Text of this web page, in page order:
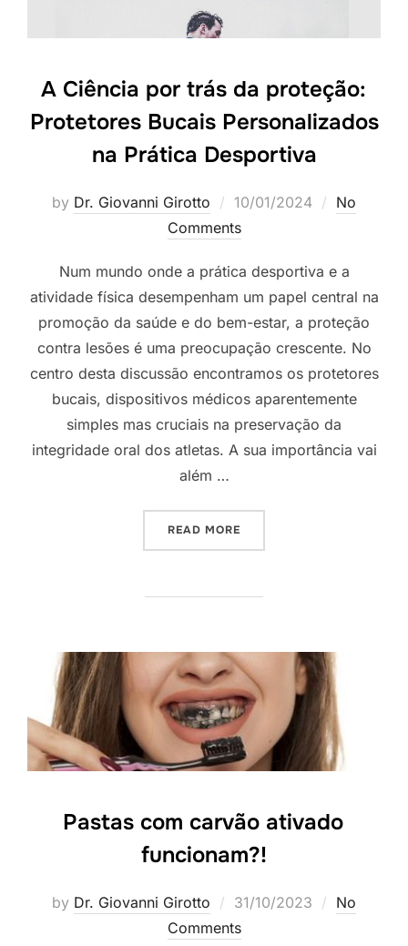
A Ciência por trás da proteção:
Protetores Bucais Personalizados
na Prática Desportiva
by Dr. Giovanni Girotto 10/01/2024
No
Comments
Num mundo onde a prática desportiva e a
atividade física desempenham um papel central na
promoção da saúde e do bem-estar, a proteção
contra lesões é uma preocupação crescente. No
centro desta discussão encontramos os protetores
bucais, dispositivos médicos aparentemente
simples mas cruciais na preservação da
integridade oral dos atletas. A sua importância vai
além …
READ MORE
Pastas com carvão ativado
funcionam?!
by Dr. Giovanni Girotto 31/10/2023
No
Comments